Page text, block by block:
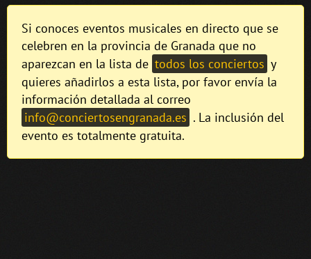
Si conoces eventos musicales en directo que se
celebren en la provincia de Granada que no
aparezcan en la lista de todos los conciertos y
quieres añadirlos a esta lista, por favor envía la
información detallada al correo
info@conciertosengranada.es . La inclusión del
evento es totalmente gratuita.